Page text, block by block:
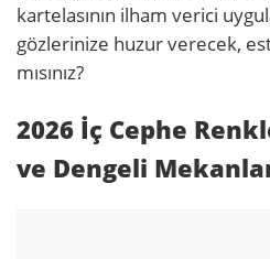
kartelasının ilham verici
gözlerinize huzur verecek,
mısınız?
2026 İç Cephe
ve Dengeli